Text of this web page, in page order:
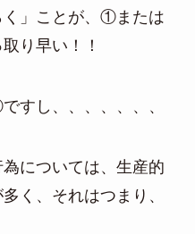
く」ことが、①または
り早い！！
すし、、、、、、、
については、生産的
く、それはつまり、